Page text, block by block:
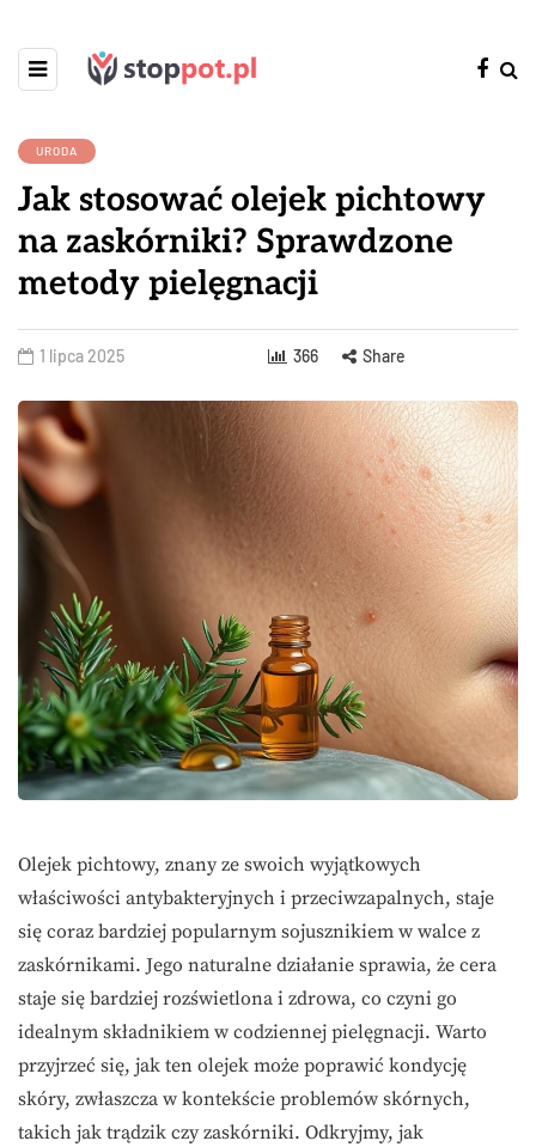
URODA
Jak stosować olejek pichtowy
na zaskórniki? Sprawdzone
metody pielęgnacji
1 lipca 2025 366 Share
Olejek pichtowy, znany ze swoich wyjątkowych
właściwości antybakteryjnych i przeciwzapalnych, staje
się coraz bardziej popularnym sojusznikiem w walce z
zaskórnikami. Jego naturalne działanie sprawia, że cera
staje się bardziej rozświetlona i zdrowa, co czyni go
idealnym składnikiem w codziennej pielęgnacji. Warto
przyjrzeć się, jak ten olejek może poprawić kondycję
skóry, zwłaszcza w kontekście problemów skórnych,
takich jak trądzik czy zaskórniki. Odkryjmy, jak